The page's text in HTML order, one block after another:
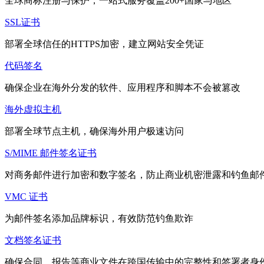
SSL证书
部署全球信任的HTTPS加密，建立网站安全凭证
代码签名
确保企业在海外分发的软件、应用程序和脚本不会被篡改
海外虚拟主机
部署全球节点主机，确保海外用户极速访问
S/MIME 邮件签名证书
对商务邮件进行加密和数字签名，防止商业机密泄露和钓鱼邮
VMC 证书
为邮件签名添加品牌标识，有效防范钓鱼欺诈
文档签名证书